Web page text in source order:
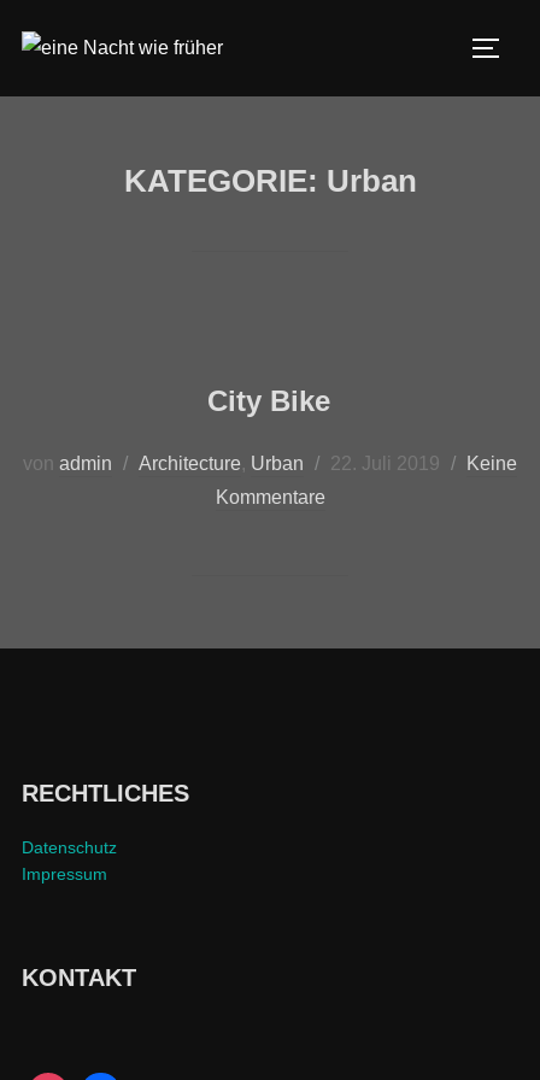
KATEGORIE: Urban
City Bike
von admin Architecture, Urban 22. Juli 2019
Keine
Kommentare
RECHTLICHES
Datenschutz
Impressum
KONTAKT